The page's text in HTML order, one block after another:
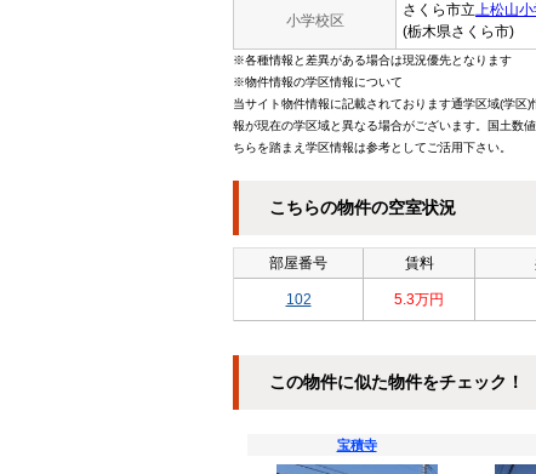
小学校区
さくら市立上松山
(栃木県さくら市)
※各種情報と差異がある場合は現況優先となります
※物件情報の学区情報について
当サイト物件情報に記載されております通学区域(学
報が現在の学区域と異なる場合がございます。国土数
ちらを踏まえ学区情報は参考としてご活用下さい。
こちらの物件の空室状況
部屋番号 賃料
102 5.3万円
この物件に似た物件をチェック！
宝積寺